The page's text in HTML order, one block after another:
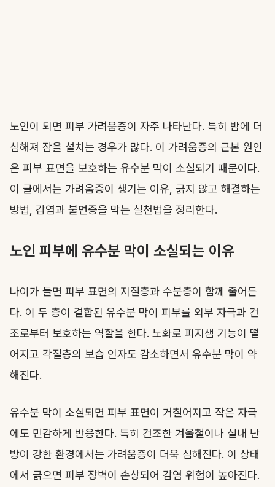
노인이 되면 피부 가려움증이 자주 나타난다. 특히 밤에 더
심해져 잠을 설치는 경우가 많다. 이 가려움증의 근본 원인
은 피부 표면을 보호하는 유수분 막이 소실되기 때문이다.
이 글에서는 가려움증이 생기는 이유, 긁지 않고 해결하는
방법, 감염과 불면증을 막는 실천법을 정리한다.
노인 피부에 유수분 막이 소실되는 이유
나이가 들면 피부 표면의 지질층과 수분층이 함께 줄어든
다. 이 두 층이 결합된 유수분 막이 피부를 외부 자극과 건
조로부터 보호하는 역할을 한다. 노화로 피지샘 기능이 떨
어지고 각질층의 보습 인자도 감소하면서 유수분 막이 약
해진다.
유수분 막이 소실되면 피부 표면이 거칠어지고 작은 자극
에도 민감하게 반응한다. 특히 건조한 겨울철이나 실내 난
방이 강한 환경에서는 가려움증이 더욱 심해진다. 이 상태
에서 긁으면 피부 장벽이 손상되어 감염 위험이 높아진다.